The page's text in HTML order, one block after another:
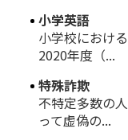
小学英語
小学校におけ
2020年度（...
特殊詐欺
不特定多数の
って虚偽の...